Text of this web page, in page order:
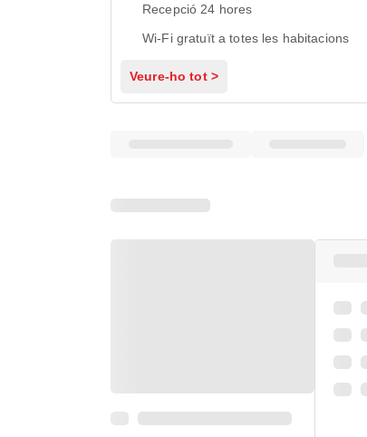
Recepció 24 hores
Wi-Fi gratuït a totes les habitacions
Veure-ho tot >